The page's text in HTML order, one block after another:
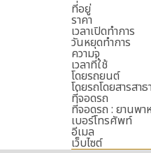
ที่อยู่
ราคา
เวลาเปิดทำการ
วันหยุดทำการ
ความจุ
เวลาที่ใช้
โดยรถยนต์
โดยรถโดยสารสา
ที่จอดรถ
ที่จอดรถ : ยานพ
เบอร์โทรศัพท์
อีเมล
เว็บไซต์